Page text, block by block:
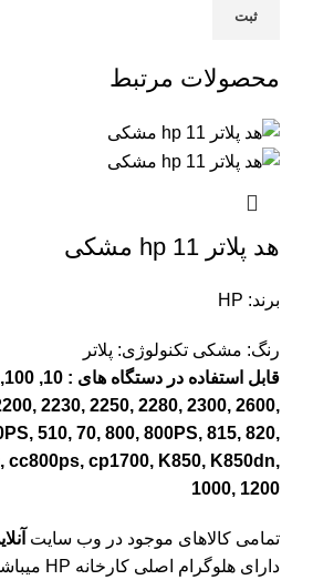
محصولات مرتبط
هد پلاتر 11 hp مشکی
برند: HP
رنگ: مشکی تکنولوژی: پلاتر
2230, 2250, 2280, 2300, 2600,
510, 70, 800, 800PS, 815, 820,
cc800ps, cp1700, K850, K850dn,
1000, 1200
تمامی کالاهای موجود در وب سایت
دارای هلوگرام اصلی کارخانه HP میباشد